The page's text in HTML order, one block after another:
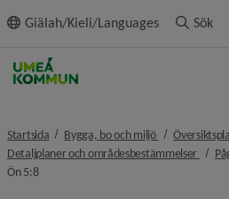
innehållet
Giälah/Kieli/Languages Sök
Startsida Bygga, bo och miljö nivå i
Detaljplaner och områdesbestämmelser nivå
Ön 5:8nivå i brödsmulenavigeringen